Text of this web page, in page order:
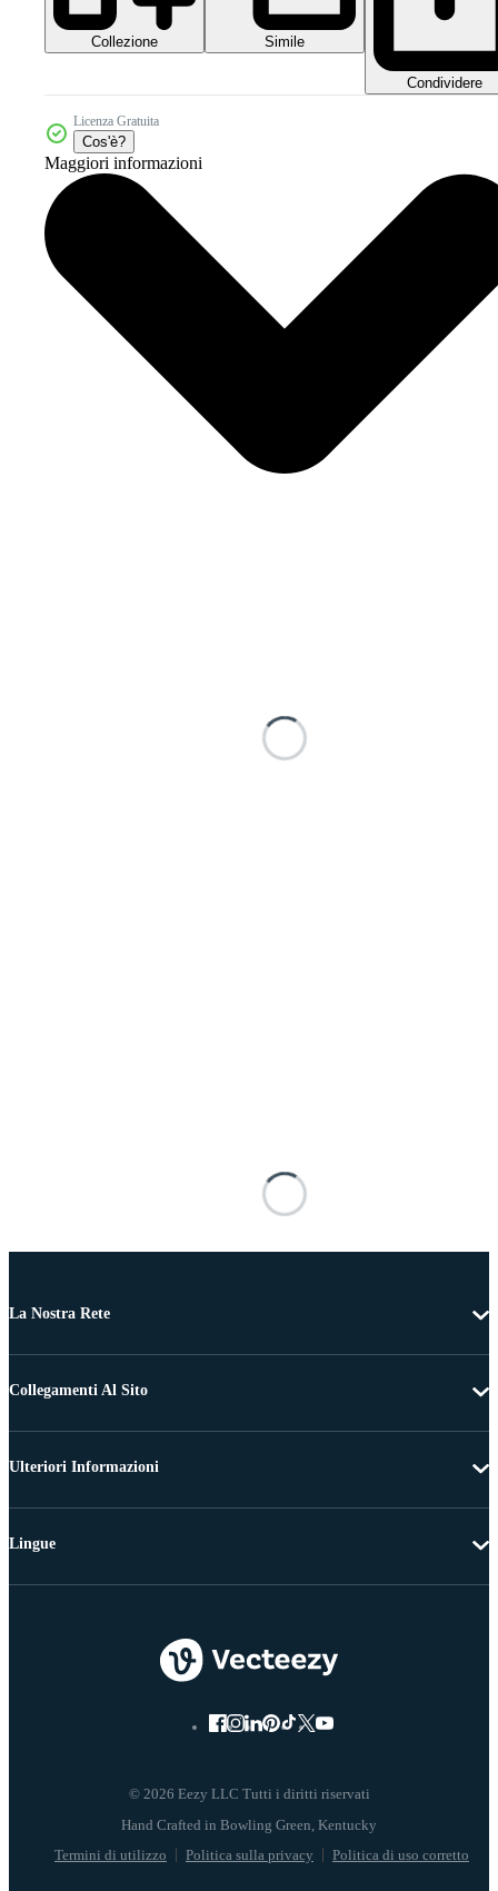
Collezione Simile
Condividere
Licenza Gratuita
Cos'è?
Maggiori informazioni
La Nostra Rete
Collegamenti Al Sito
Ulteriori Informazioni
© 2026 Eezy LLC Tutti i diritti riservati
Termini di utilizzo Politica sulla privacy Politica di uso corretto
Lingue